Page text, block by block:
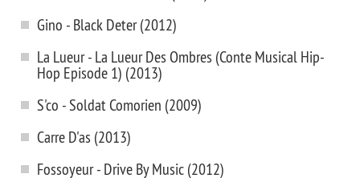
Gino - Black Deter (2012)
La Lueur - La Lueur Des Ombres (Conte Musical Hip-
Hop Episode 1) (2013)
S'co - Soldat Comorien (2009)
Carre D'as (2013)
Fossoyeur - Drive By Music (2012)